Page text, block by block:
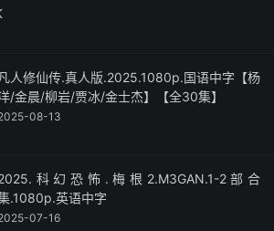
凡人修仙传.真人版.2025.1080p.国语中字【杨
/金晨/柳岩/贾冰/金士杰】【全30集】
08-13
科幻恐怖.梅根2.M3GAN.1-2部合
.1080p.英语中字
07-16